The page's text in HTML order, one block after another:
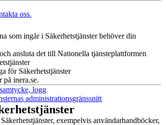
oss.
som ingår i Säkerhetstjänster behöver din
ansluta det till Nationella tjänsteplattformen
för Säkerhetstjänster
på inera.se.
logg
administrationsgränssnitt
exempelvis användarhandböcker,